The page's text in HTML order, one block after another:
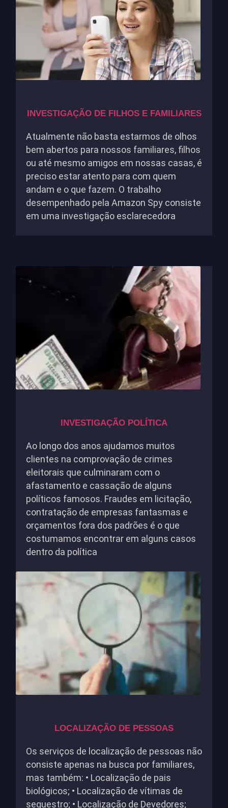
INVESTIGAÇÃO DE FILHOS E FAMILIARES
Atualmente não basta estarmos de olhos
bem abertos para nossos familiares, filhos
ou até mesmo amigos em nossas casas, é
preciso estar atento para com quem
andam e o que fazem. O trabalho
desempenhado pela Amazon Spy consiste
em uma investigação esclarecedora
INVESTIGAÇÃO POLÍTICA
Ao longo dos anos ajudamos muitos
clientes na comprovação de crimes
eleitorais que culminaram com o
afastamento e cassação de alguns
políticos famosos. Fraudes em licitação,
contratação de empresas fantasmas e
orçamentos fora dos padrões é o que
costumamos encontrar em alguns casos
dentro da política
LOCALIZAÇÃO DE PESSOAS
Os serviços de localização de pessoas não
consiste apenas na busca por familiares,
mas também: • Localização de pais
biológicos; • Localização de vítimas de
sequestro; • Localização de Devedores;